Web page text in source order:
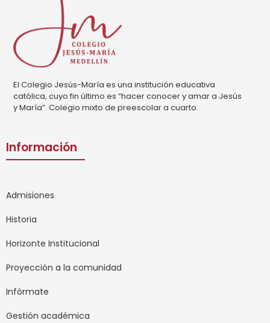
El Colegio Jesús-María es una institución educativa
católica, cuyo fin último es “hacer conocer y amar a Jesús
y María”. Colegio mixto de preescolar a cuarto.
Información
Admisiones
Historia
Horizonte Institucional
Proyección a la comunidad
Infórmate
Gestión académica